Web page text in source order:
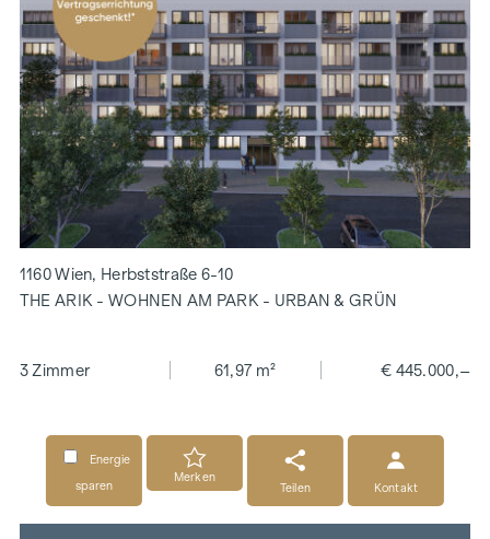
1160 Wien, Herbststraße 6-10
THE ARIK - WOHNEN AM PARK - URBAN & GRÜN
3 Zimmer 61,97 m² € 445.000,–
Energie
sparen
Merken
Teilen
Kontakt